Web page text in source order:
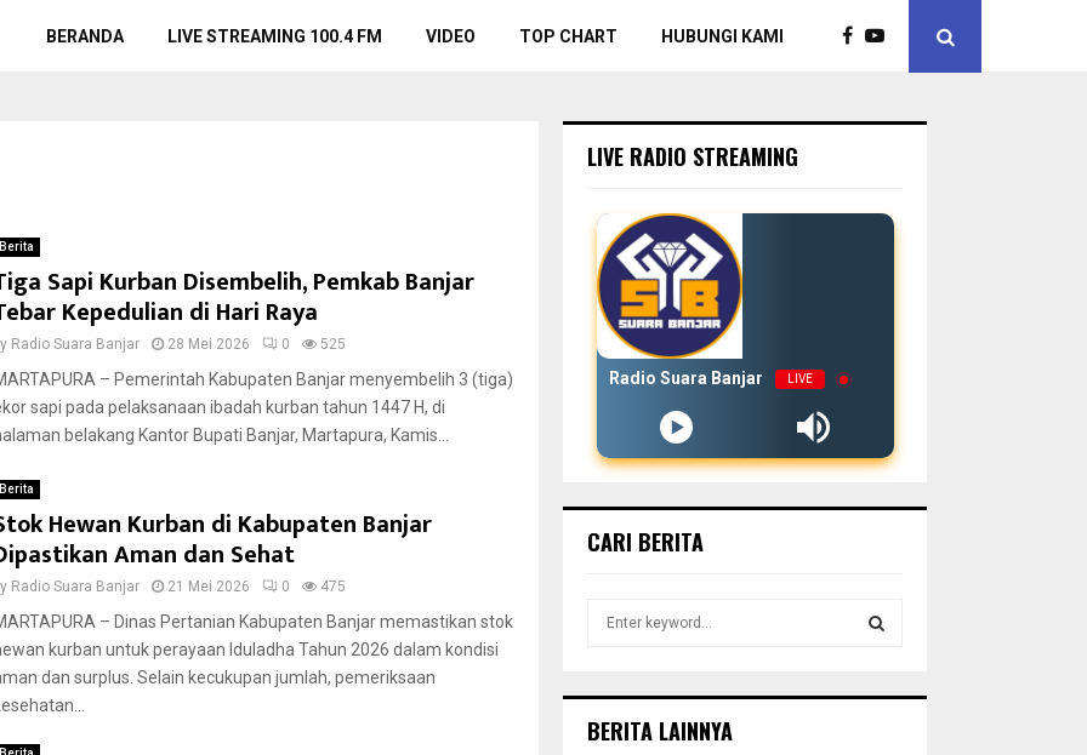
BERANDA LIVE STREAMING 100.4 FM VIDEO TOP CHART HUBUNGI KAMI
Berita
Sapi Kurban Disembelih, Pemkab Banjar
Kepedulian di Hari Raya
Radio Suara Banjar 28 Mei 2026 0 525
– Pemerintah Kabupaten Banjar menyembelih 3 (tiga)
sapi pada pelaksanaan ibadah kurban tahun 1447 H, di
belakang Kantor Bupati Banjar, Martapura, Kamis...
Berita
Hewan Kurban di Kabupaten Banjar
Aman dan Sehat
Radio Suara Banjar 21 Mei 2026 0 475
– Dinas Pertanian Kabupaten Banjar memastikan stok
kurban untuk perayaan Iduladha Tahun 2026 dalam kondisi
dan surplus. Selain kecukupan jumlah, pemeriksaan
LIVE RADIO STREAMING
Radio Suara Banjar LIVE
CARI BERITA
h
BERITA LAINNYA